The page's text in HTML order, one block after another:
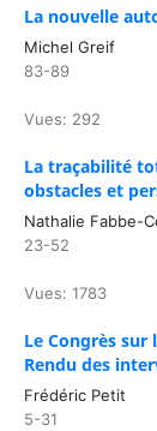
La nouvelle
Michel Greif
83-89
Vues: 292
La traçabilité
obstacles et
Nathalie Fabbe-
23-52
Vues: 1783
Le Congrès
Rendu des
Frédéric Petit
5-31